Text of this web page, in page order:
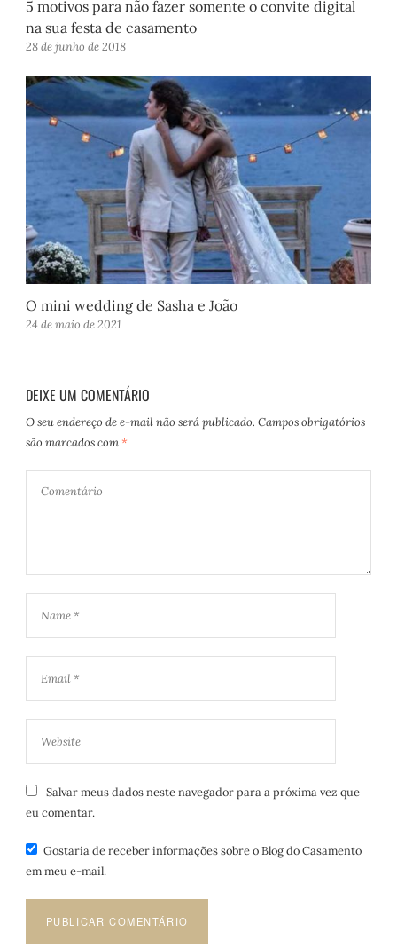
5 motivos para não fazer somente o convite digital
na sua festa de casamento
28 de junho de 2018
O mini wedding de Sasha e João
24 de maio de 2021
DEIXE UM COMENTÁRIO
O seu endereço de e-mail não será publicado. Campos obrigatórios
são marcados com *
Salvar meus dados neste navegador para a próxima vez que
eu comentar.
Gostaria de receber informações sobre o Blog do Casamento
em meu e-mail.